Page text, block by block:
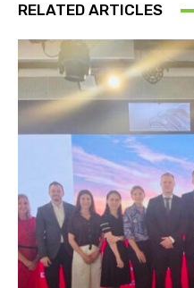
RELATED ARTICLES